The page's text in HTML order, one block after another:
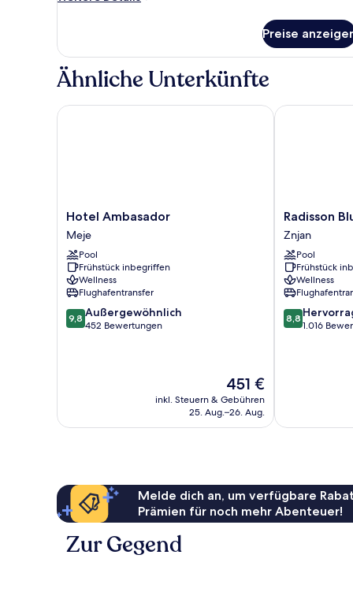
Preise
Ähnliche Unterkünfte
Hotel
Ambasador
Meje
Hotel Ambasador
Meje
Pool
Frühstück inbegriffen
Wellness
Flughafentransfer
9.8
von
9,8 Außergewöhnlich
452 Bewertungen
Der
Preis
beträgt
451 €
inkl. Steuern & Gebühren
25. Aug.–26. Aug.
Hotel Ambasador
Radisson
Blu
Resort
&
Spa,
Split
Znjan
Radisson
Znjan
Pool
Frühstück
Wellness
8.8
von
8,8
1.016
Radisson Blu
Melde dich an, um verfügbare
Prämien für noch mehr Abenteuer!
Zur Gegend